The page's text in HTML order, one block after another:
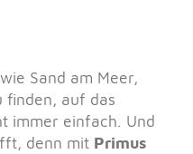
Sand am Meer,
finden, auf das
immer einfach. Und
denn mit Primus